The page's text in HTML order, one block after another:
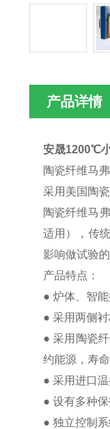
产品详情
安晟1200℃
陶瓷纤维马
采用美国陶
陶瓷纤维马
适用），传
影响做试验
产品特点：
● 炉体、智
● 采用两侧
● 采用陶瓷
约能源，寿
● 采用进口
● 设有多种
● 独立控制